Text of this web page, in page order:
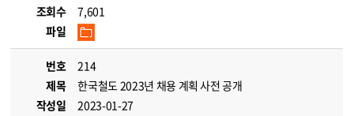
조회수
7,601
파일
번호
214
제목
한국철도 2023년 채용 계획 사전 공개
작성일
2023-01-27